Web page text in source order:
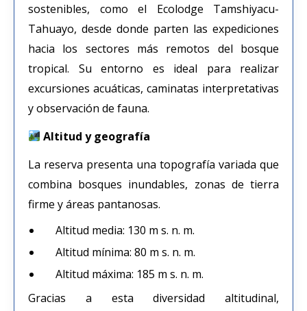
sostenibles, como el Ecolodge Tamshiyacu-
Tahuayo, desde donde parten las expediciones
hacia los sectores más remotos del bosque
tropical. Su entorno es ideal para realizar
excursiones acuáticas, caminatas interpretativas
y observación de fauna.
Altitud y geografía
La reserva presenta una topografía variada que
combina bosques inundables, zonas de tierra
firme y áreas pantanosas.
Altitud media: 130 m s. n. m.
Altitud mínima: 80 m s. n. m.
Altitud máxima: 185 m s. n. m.
Gracias a esta diversidad altitudinal,